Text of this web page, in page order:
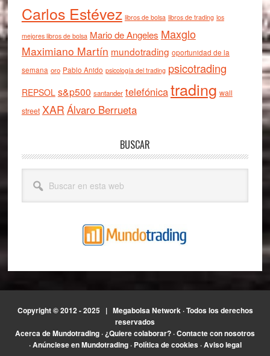
Carlos Estévez libros de bolsa libros de trading los
mejores libros de bolsa Mario de Angeles Maxglo
Maximiano Martín mundotrading oportunidad de la
semana oro Pablo Anido psicología del trading psicotrading
REPSOL s&p500 santander telefónicatrading wall
street XAR Álvaro Berrueta
BUSCAR
esta
Copyright © 2012 - 2025 | Megabolsa Network· Todos los derechos
reservados
Acerca de Mundotrading ·¿Quiere colaborar? ·Contacte con nosotros
·Anúnciese en Mundotrading· Política de cookies·Aviso legal